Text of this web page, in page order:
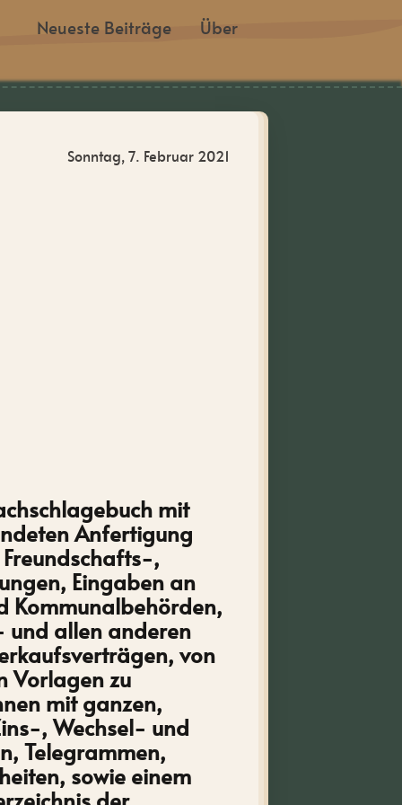
Neueste Beiträge Über
Sonntag, 7. Februar 2021
mit
Anfertigung
,
Eingaben an
Kommunalbehörden,
und allen anderen
von
Vorlagen zu
mit ganzen,
, Wechsel- und
Telegrammen,
sowie einem